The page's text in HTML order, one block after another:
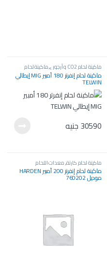
ماكينة لحام CO2 و أرجون ,ماكينة لحام
كارتة,معدات اللحام والسمكرة ماكينة لحام إنفرتر 180 أمبير MIG إيطالي
TELWIN
30590 جنيه
ماكينة لحام كارتة,معدات اللحام
والسمكرة ماكينة لحام إنفرتر 200 أمبير HARDEN
موديل 760202